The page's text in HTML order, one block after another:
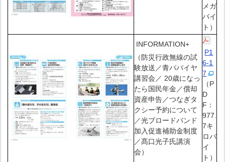
メガ
バイ
ト）
INFORMATION+
（防災行政無線の試
験放送／青パパイヤ
講習会／ 20歳になっ
たら国民年金／償却
資産申告／つなぎタ
クシー予約について
／光ブロードバンド
加入促進補助金制度
／髙口光子氏講演
会）
P1
6-1
7
（P
D
F：
977.
7キ
ロバ
イ
ト）